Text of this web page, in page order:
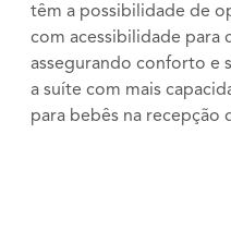
têm a possibilidade de
com acessibilidade para
assegurando conforto e
a suíte com mais
para bebês na recepção